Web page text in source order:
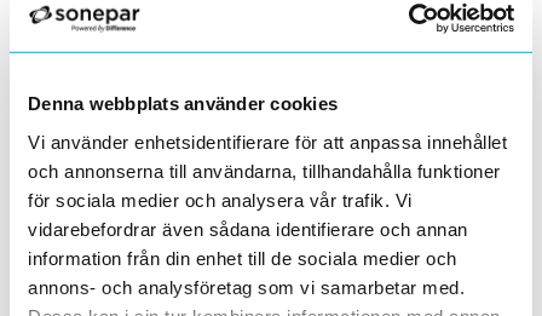
Denna webbplats använder cookies
Vi använder enhetsidentifierare för att anpassa innehållet
och annonserna till användarna, tillhandahålla funktioner
för sociala medier och analysera vår trafik. Vi
vidarebefordrar även sådana identifierare och annan
information från din enhet till de sociala medier och
annons- och analysföretag som vi samarbetar med.
DIN fästet monteras med Plejd-enhetens sida
kablarna. Fästet säkrar 5mm luft-glapp på
båda sidor om fästet för att skap...läs mer
ST Lägg i kundvagn
TRYCKKNAPP TRÅDLÖS EB SVART
Varumärke PLEJD
Trådlös tryckknapp möjliggör trådlös styrning
av en eller flera produkter ur Plejds sortiment.
Konfigureras i Plejd-appen. WPH-01 monteras
enkelt utanpå standard apparatdosa eller
ST Lägg i kundvagn
VRIDRATT TRÅDLÖS RB SVART
ArtNr 1377772
Varumärke
PLEJD
Trådlös vrid möjliggör trådlös styrning av en